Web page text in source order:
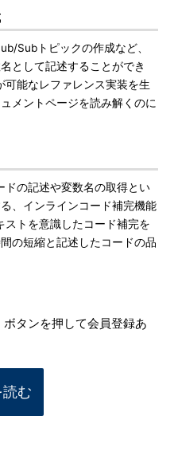
Subトピックの作成など、
として記述することができ
能なレファレンス実装を生
メントページを読み解くのに
の記述や変数名の取得とい
、インラインコード補完機能
トを意識したコード補完を
の短縮と記述したコードの品
タンを押して会員登録あ
む